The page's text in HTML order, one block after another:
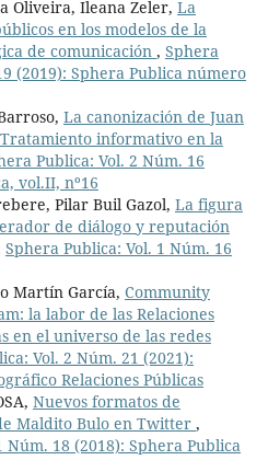
Oliveira, Ileana Zeler, La
en los modelos de la
de comunicación , Sphera
(2019): Sphera Publica número
La canonización de Juan
informativo en la
Publica: Vol. 2 Núm. 16
vol.II, nº16
Pilar Buil Gazol, La figura
de diálogo y reputación
Sphera Publica: Vol. 1 Núm. 16
Martín García, Community
la labor de las Relaciones
en el universo de las redes
Vol. 2 Núm. 21 (2021):
Relaciones Públicas
Nuevos formatos de
Maldito Bulo en Twitter ,
Núm. 18 (2018): Sphera Publica